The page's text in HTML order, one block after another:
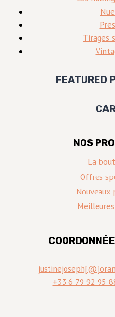
Tirages
FEATURED
NOS
La
Offres
Nouveaux
+33 6 79 92 95